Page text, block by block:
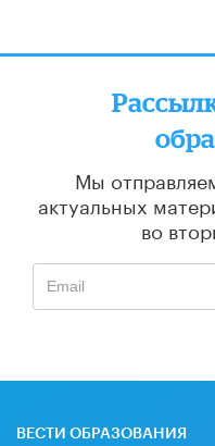
Мы
актуальных
во
ВЕСТИ ОБРАЗОВАНИЯ